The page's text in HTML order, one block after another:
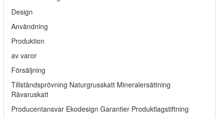
Design
Användning
Produktion
av varor
Försäljning
Tillståndsprövning Naturgrusskatt Mineralersättning
Råvaruskatt
Producentansvar Ekodesign Garantier Produktlagstiftning